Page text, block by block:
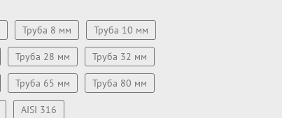
Труба 8 мм Труба 10 мм
Труба 28 мм Труба 32 мм
Труба 65 мм Труба 80 мм
AISI 316